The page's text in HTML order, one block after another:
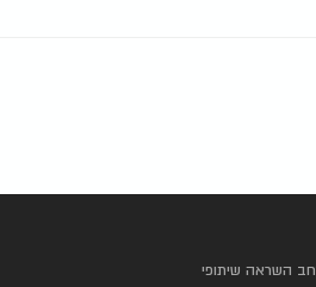
השראה שיתופי